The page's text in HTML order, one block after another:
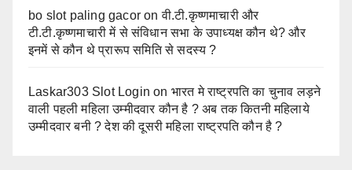
bo slot paling gacor onवी.टी.कृष्णमाचारी और
टी.टी.कृष्णमाचारी में से संविधान सभा के उपाध्यक्ष कौन थे? और
इनमें से कौन थे प्रारूप समिति से सदस्य ?
Laskar303 Slot Login on भारत मे राष्ट्रपति का चुनाव लड़ने
वाली पहली महिला उम्मीदवार कौन है ? अब तक कितनी महिलाये
उम्मीदवार बनी ? देश की दूसरी महिला राष्ट्रपति कौन है ?